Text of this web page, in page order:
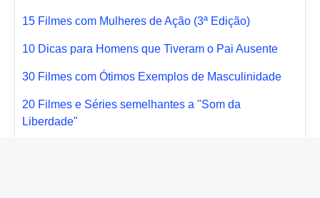
15 Filmes com Mulheres de Ação (3ª Edição)
10 Dicas para Homens que Tiveram o Pai Ausente
30 Filmes com Ótimos Exemplos de Masculinidade
20 Filmes e Séries semelhantes a "Som da
Liberdade"